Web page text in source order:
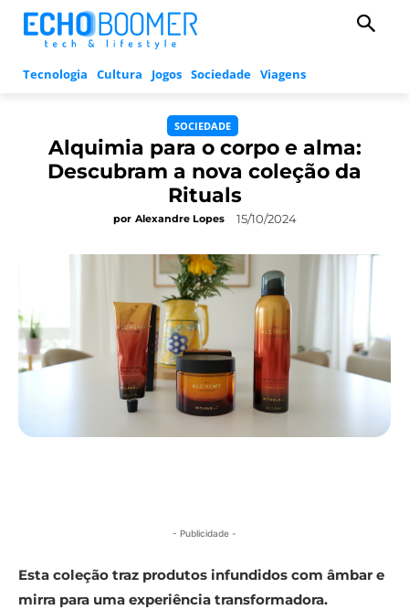
Tecnologia Cultura Jogos Sociedade Viagens
SOCIEDADE
Alquimia para o corpo e alma:
Descubram a nova coleção da
Rituals
por Alexandre Lopes 15/10/2024
- Publicidade -
Esta coleção traz produtos infundidos com âmbar e
mirra para uma experiência transformadora.